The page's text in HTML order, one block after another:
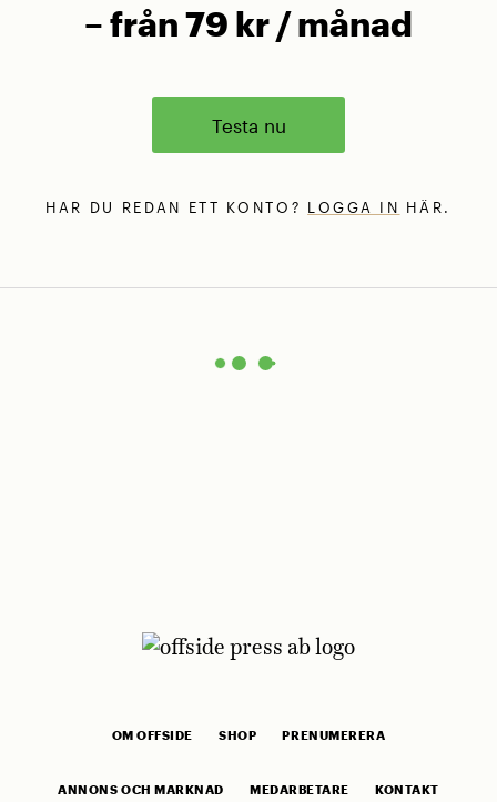
– från 79 kr / månad
Testa nu
HAR DU REDAN ETT KONTO? LOGGA IN HÄR.
OM OFFSIDE SHOP PRENUMERERA
ANNONS OCH MARKNAD MEDARBETARE KONTAKT